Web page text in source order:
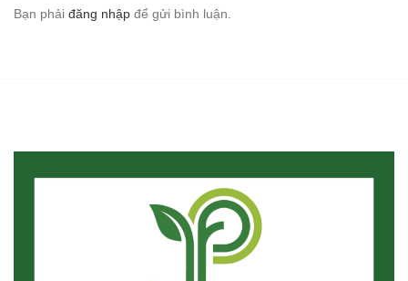
Bạn phải đăng nhập để gửi bình luận.